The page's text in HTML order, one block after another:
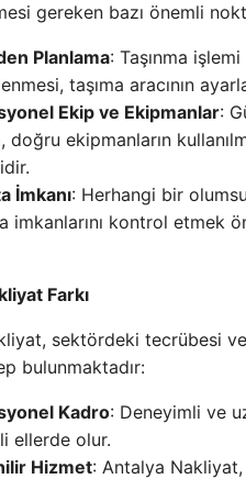
gereken bazı önemli
Planlama: Taşınma
taşıma aracının
Ekip ve Ekipmanlar:
doğru ekipmanların
İmkanı: Herhangi bir
imkanlarını kontrol etmek
Farkı
sektördeki tecrübesi
bulunmaktadır:
Kadro: Deneyimli ve
ellerde olur.
Hizmet: Antalya